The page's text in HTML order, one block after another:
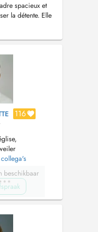
spacieux et
la détente. Elle
la prévention
une rééducation
pré/post-
116
beschikbaar